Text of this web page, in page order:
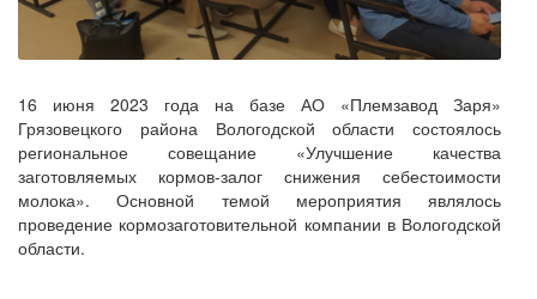
16 июня 2023 года на базе АО «Племзавод Заря»
Грязовецкого района Вологодской области состоялось
региональное совещание «Улучшение качества
заготовляемых кормов-залог снижения себестоимости
молока». Основной темой мероприятия являлось
проведение кормозаготовительной компании в Вологодской
области.